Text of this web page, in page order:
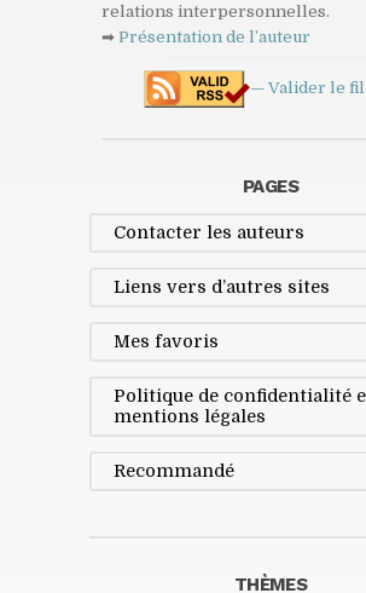
relations interpersonnelles.
➡ Présentation de l’auteur
— Valider le fil
PAGES
Contacter les auteurs
Liens vers d’autres sites
Mes favoris
Politique de confidentialité
mentions légales
Recommandé
THÈMES